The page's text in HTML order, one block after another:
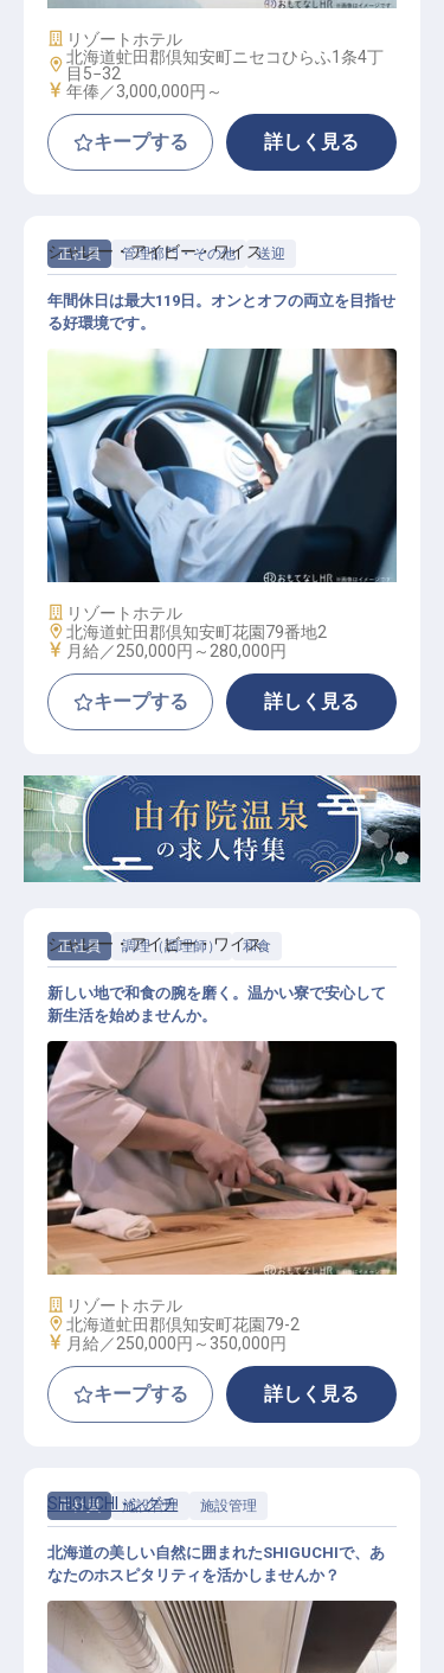
施設業態
リゾートホテル
勤務地
北海道虻田郡倶知安町ニセコひらふ1条4丁
目5−32
給与
年俸／3,000,000円～
キープする 詳しく見る
正社員 管理部門・その他 送迎
送迎ドライバー（普通・中型）
シャレー・アイビー・ワイス
年間休日は最大119日。オンとオフの両立を目指せ
る好環境です。
施設業態
リゾートホテル
勤務地
北海道虻田郡倶知安町花園79番地2
給与
月給／250,000円～ 280,000円
キープする 詳しく見る
正社員 調理（調理師） 和食
和食調理
シャレー・アイビー・ワイス
新しい地で和食の腕を磨く。温かい寮で安心して
新生活を始めませんか。
施設業態
リゾートホテル
勤務地
北海道虻田郡倶知安町花園79-2
給与
月給／250,000円～ 350,000円
キープする 詳しく見る
正社員 施設管理 施設管理
SHIGUCHI -シグチ
北海道の美しい自然に囲まれたSHIGUCHIで、あ
なたのホスピタリティを活かしませんか？